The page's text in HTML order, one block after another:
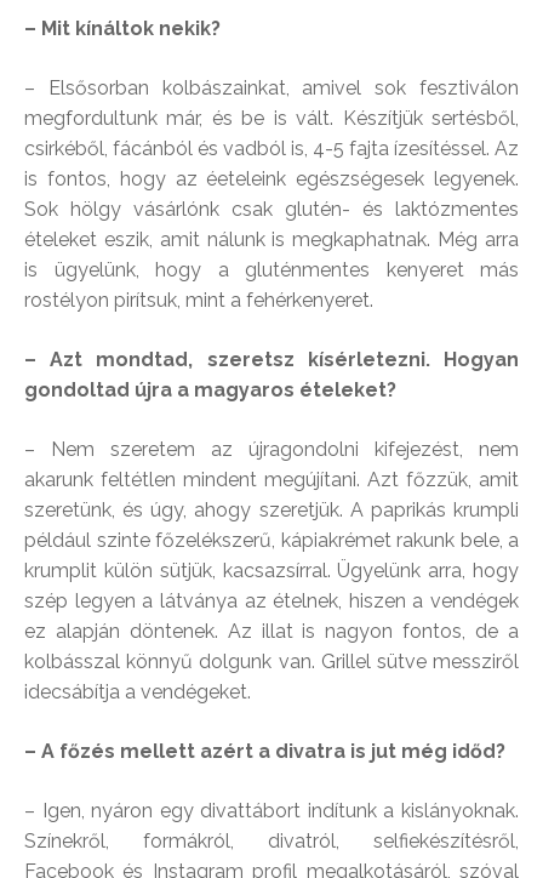
– Mit kínáltok nekik?
– Elsősorban kolbászainkat, amivel sok fesztiválon
megfordultunk már, és be is vált. Készítjük sertésből,
csirkéből, fácánból és vadból is, 4-5 fajta ízesítéssel. Az
is fontos, hogy az éeteleink egészségesek legyenek.
Sok hölgy vásárlónk csak glutén- és laktózmentes
ételeket eszik, amit nálunk is megkaphatnak. Még arra
is ügyelünk, hogy a gluténmentes kenyeret más
rostélyon pirítsuk, mint a fehérkenyeret.
– Azt mondtad, szeretsz kísérletezni. Hogyan
gondoltad újra a magyaros ételeket?
– Nem szeretem az újragondolni kifejezést, nem
akarunk feltétlen mindent megújítani. Azt főzzük, amit
szeretünk, és úgy, ahogy szeretjük. A paprikás krumpli
például szinte főzelékszerű, kápiakrémet rakunk bele, a
krumplit külön sütjük, kacsazsírral. Ügyelünk arra, hogy
szép legyen a látványa az ételnek, hiszen a vendégek
ez alapján döntenek. Az illat is nagyon fontos, de a
kolbásszal könnyű dolgunk van. Grillel sütve messziről
idecsábítja a vendégeket.
– A főzés mellett azért a divatra is jut még időd?
– Igen, nyáron egy divattábort indítunk a kislányoknak.
Színekről, formákról, divatról, selfiekészítésről,
Facebook és Instagram profil megalkotásáról, szóval